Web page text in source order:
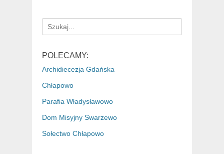
Search
for:
POLECAMY:
Archidiecezja Gdańska
Chłapowo
Parafia Władysławowo
Dom Misyjny Swarzewo
Sołectwo Chłapowo